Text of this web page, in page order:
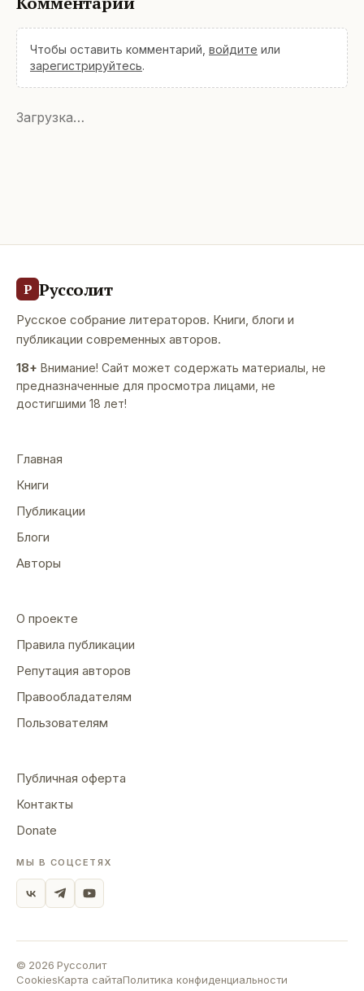
Чтобы оставить комментарий, войдите или
зарегистрируйтесь.
Загрузка…
Р Руссолит
Русское собрание литераторов. Книги, блоги и
публикации современных авторов.
18+ Внимание! Сайт может содержать материалы, не
предназначенные для просмотра лицами, не
достигшими 18 лет!
Главная
Книги
Публикации
Блоги
Авторы
О проекте
Правила публикации
Репутация авторов
Правообладателям
Пользователям
Публичная оферта
Контакты
Donate
МЫ В СОЦСЕТЯХ
© 2026 Руссолит
CookiesКарта сайтаПолитика конфиденциальности